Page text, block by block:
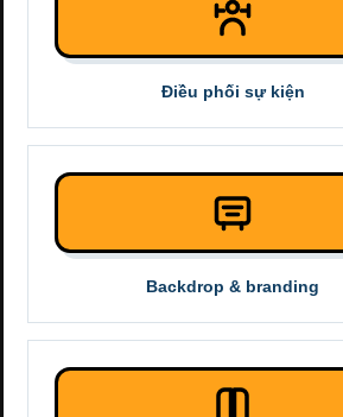
Điều phối sự kiện
Backdrop & branding